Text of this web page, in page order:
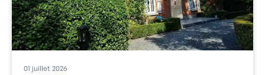
01 juillet 2026